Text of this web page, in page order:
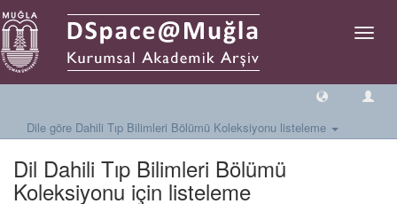
Geçiş
Dile göre Dahili Tıp Bilimleri Bölümü Koleksiyonu listeleme
Dil Dahili Tıp Bilimleri Bölümü
Koleksiyonu için listeleme